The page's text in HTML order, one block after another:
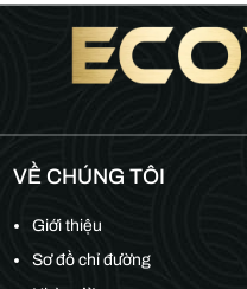
VỀ CHÚNG TÔI
Giới thiệu
Sơ đồ chỉ đường